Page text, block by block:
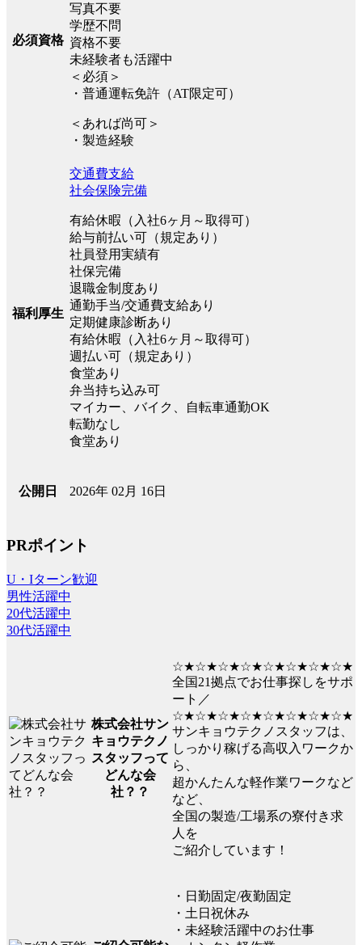
必須資格
写真不要
学歴不問
資格不要
未経験者も活躍中
＜必須＞
・普通運転免許（AT限定可）
＜あれば尚可＞
・製造経験
福利厚生
交通費支給
社会保険完備
有給休暇（入社6ヶ月～取得可）
給与前払い可（規定あり）
社員登用実績有
社保完備
退職金制度あり
通勤手当/交通費支給あり
定期健康診断あり
有給休暇（入社6ヶ月～取得可）
週払い可（規定あり）
食堂あり
弁当持ち込み可
マイカー、バイク、自転車通勤OK
転勤なし
食堂あり
公開日 2026年 02月 16日
PRポイント
U・Iターン歓迎
男性活躍中
20代活躍中
30代活躍中
株式会社サン
キョウテクノ
スタッフって
どんな会
社？？
☆★☆★☆★☆★☆★☆★☆★☆★
全国21拠点でお仕事探しをサポ
ート／
☆★☆★☆★☆★☆★☆★☆★☆★
サンキョウテクノスタッフは、
しっかり稼げる高収入ワークか
ら、
超かんたんな軽作業ワークなど
など、
全国の製造/工場系の寮付き求
人を
ご紹介しています！
・日勤固定/夜勤固定
・土日祝休み
・未経験活躍中のお仕事